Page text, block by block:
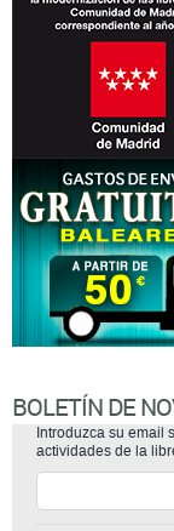
BOLETÍN DE
Introduzca su email
actividades de la